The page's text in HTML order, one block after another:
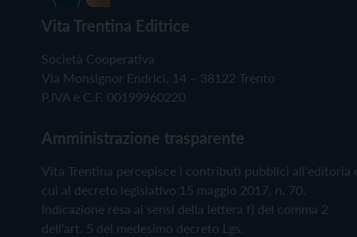
Vita Trentina Editrice
Società Cooperativa
Via Monsignor Endrici, 14 – 38122 Trento
P.IVA e C.F. 00199960220
Amministrazione trasparente
Vita Trentina percepisce i contributi pubblici all'editoria
cui al decreto legislativo 15 maggio 2017, n. 70.
Indicazione resa ai sensi della lettera f) del comma 2
dell'art. 5 del medesimo decreto Lgs.